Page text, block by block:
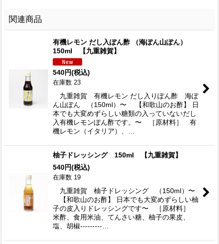
関連商品
有機レモン だし入ぽん酢 （海ぽん山ぽん）
150ml 【九重雑賀】
540円(税込)
在庫数 23
九重雑賀 有機レモン だし入りぽん酢 海ぽ
ん山ぽん （150ml）〜 【和歌山のお酢】 日
本でも大変めずらしい糖類の入っていないだし
入有機レモンぽん酢です。〜 ［原材料］ 有
機レモン（イタリア）、…
柚子ドレッシング 150ml 【九重雑賀】
540円(税込)
在庫数 19
九重雑賀 柚子ドレッシング （150ml）〜
【和歌山のお酢】 日本でも大変めずらしい柚
子の皮入りドレッシングです〜 ［原材料］
米酢、食用米油、てんさい糖、柚子の果皮、
塩、胡椒---------…